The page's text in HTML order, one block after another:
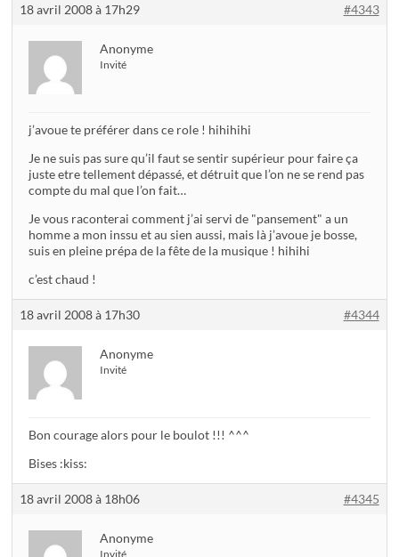
18 avril 2008 à 17h29 #4343
Anonyme
Invité
j’avoue te préférer dans ce role ! hihihihi
Je ne suis pas sure qu’il faut se sentir supérieur pour faire ça
juste etre tellement dépassé, et détruit que l’on ne se rend pas
compte du mal que l’on fait…
Je vous raconterai comment j’ai servi de "pansement" a un
homme a mon inssu et au sien aussi, mais là j’avoue je bosse,
suis en pleine prépa de la fête de la musique ! hihihi
c’est chaud !
18 avril 2008 à 17h30 #4344
Anonyme
Invité
Bon courage alors pour le boulot !!! ^^^
Bises :kiss:
18 avril 2008 à 18h06 #4345
Anonyme
Invité